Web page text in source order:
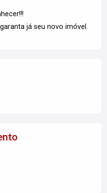
já seu novo imóvel.